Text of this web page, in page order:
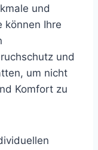
und
können Ihre
und
um nicht
Komfort zu